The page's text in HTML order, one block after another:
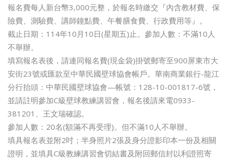
報名費每人新台幣3,000元整，於報名時繳交『內含教材費、保
險費、測驗費、講師鐘點費、午餐膳食費、行政費用等』。
截止日期：114年10月10日(星期五)止。參加人數：不滿10人
不舉辦。
填寫報名表後，請連同報名費(現金袋)掛號郵寄至900屏東市大
安街23號或匯款至中華民國壁球協會帳戶。華南商業銀行-龍江
分行抬頭：中華民國壁球協會—帳號：128-10-001817-6號，
並請註明參加C級壁球教練講習會，報名後請來電0933-
381201、王文瑞確認。
參加人數：20名(額滿不再受理)。但不滿10人不舉辦。
填具報名表並附2吋；半身照片2張及身分證影印本一份及相關
證明，並填具C級教練講習會切結書及附回郵信封以利證照寄